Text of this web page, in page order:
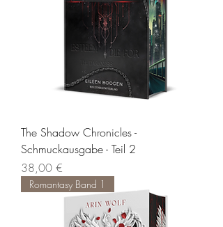
The Shadow Chronicles -
Schmuckausgabe - Teil 2
Preis
38,00 €
Romantasy Band 1